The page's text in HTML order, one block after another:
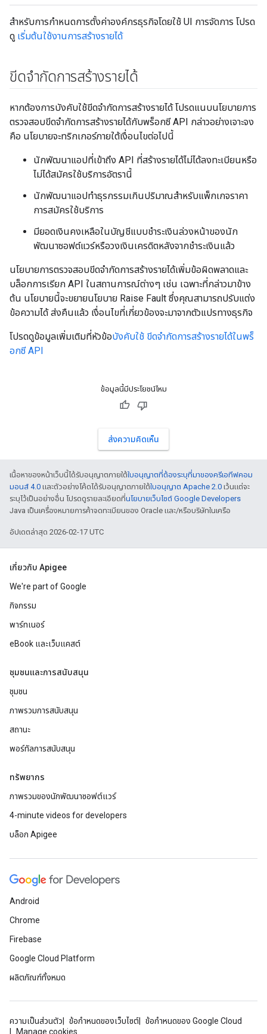
สำหรับการกำหนดการตั้งค่าองค์กรธุรกิจโดยใช้ UI การจัดการ โปรด
ดู เริ่มต้นใช้งานการสร้างรายได้
ขีดจำกัดการสร้างรายได้
หากต้องการบังคับใช้ขีดจำกัดการสร้างรายได้ โปรดแนบนโยบายการ
ตรวจสอบขีดจำกัดการสร้างรายได้กับพร็อกซี API กล่าวอย่างเจาะจง
คือ นโยบายจะทริกเกอร์ภายใต้เงื่อนไขต่อไปนี้
นักพัฒนาแอปที่เข้าถึง API ที่สร้างรายได้ไม่ได้ลงทะเบียนหรือ
ไม่ได้สมัครใช้บริการอัตรานี้
นักพัฒนาแอปทำธุรกรรมเกินปริมาณสำหรับแพ็กเกจราคา
การสมัครใช้บริการ
มียอดเงินคงเหลือในบัญชีแบบชำระเงินล่วงหน้าของนัก
พัฒนาซอฟต์แวร์หรือวงเงินเครดิตหลังจากชำระเงินแล้ว
นโยบายการตรวจสอบขีดจำกัดการสร้างรายได้เพิ่มข้อผิดพลาดและ
บล็อกการเรียก API ในสถานการณ์ต่างๆ เช่น เฉพาะที่กล่าวมาข้าง
ต้น นโยบายนี้จะขยายนโยบาย Raise Fault ซึ่งคุณสามารถปรับแต่ง
ข้อความได้ ส่งคืนแล้ว เงื่อนไขที่เกี่ยวข้องจะมาจากตัวแปรทางธุรกิจ
โปรดดูข้อมูลเพิ่มเติมที่หัวข้อบังคับใช้ ขีดจำกัดการสร้างรายได้ในพร็
อกซี API
ข้อมูลนี้มีประโยชน์ไหม
ส่งความคิดเห็น
เนื้อหาของหน้าเว็บนี้ได้รับอนุญาตภายใต้ใบอนุญาตที่ต้องระบุที่มาของครีเอทีฟคอม
มอนส์ 4.0 และตัวอย่างโค้ดได้รับอนุญาตภายใต้ใบอนุญาต Apache 2.0 เว้นแต่จะ
ระบุไว้เป็นอย่างอื่น โปรดดูรายละเอียดที่นโยบายเว็บไซต์ Google Developers
Java เป็นเครื่องหมายการค้าจดทะเบียนของ Oracle และ/หรือบริษัทในเครือ
อัปเดตล่าสุด 2026-02-17 UTC
เกี่ยวกับ Apigee
We're part of Google
กิจกรรม
พาร์ทเนอร์
eBook และเว็บแคสต์
ชุมชนและการสนับสนุน
ชุมชน
ภาพรวมการสนับสนุน
สถานะ
พอร์ทัลการสนับสนุน
ทรัพยากร
ภาพรวมของนักพัฒนาซอฟต์แวร์
4-minute videos for developers
บล็อก Apigee
Android
Chrome
Firebase
Google Cloud Platform
ผลิตภัณฑ์ทั้งหมด
ความเป็นส่วนตัว ข้อกำหนดของเว็บไซต์
ข้อกำหนดของ Google Cloud
Manage cookies